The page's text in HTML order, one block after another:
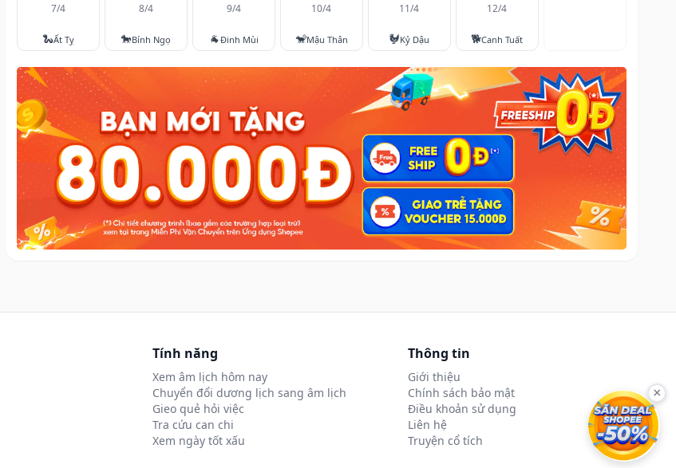
7/4
🐍Ất Tỵ
8/4
🐎Bính Ngọ
9/4
🐐Đinh Mùi
10/4
🐒Mậu Thân
11/4
🐓Kỷ Dậu
12/4
🐕Canh Tuất
Tính năng
Xem âm lịch hôm nay
Chuyển đổi dương lịch sang âm lịch
Gieo quẻ hỏi việc
Tra cứu can chi
Xem ngày tốt xấu
Thông tin
Giới thiệu
Chính sách bảo mật
Điều khoản sử dụng
Liên hệ
Truyện cổ tích
×